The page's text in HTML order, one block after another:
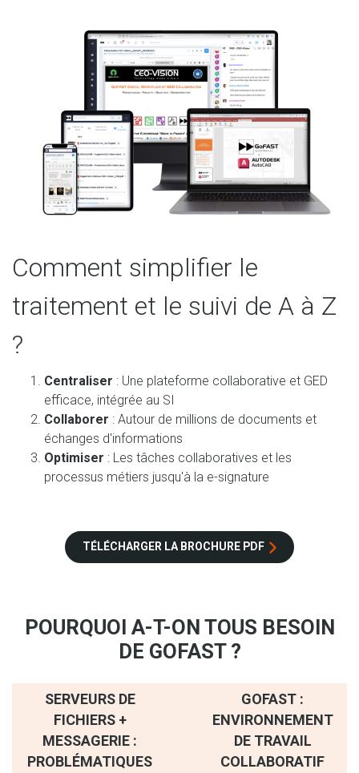
Comment simplifier le
traitement et le suivi de A à Z
?
Centraliser : Une plateforme collaborative et GED
efficace, intégrée au SI
Collaborer : Autour de millions de documents et
échanges d'informations
Optimiser : Les tâches collaboratives et les
processus métiers jusqu'à la e-signature
TÉLÉCHARGER LA BROCHURE PDF
POURQUOI A-T-ON TOUS BESOIN
DE GOFAST ?
SERVEURS DE
FICHIERS +
MESSAGERIE :
PROBLÉMATIQUES
GOFAST :
ENVIRONNEMENT
DE TRAVAIL
COLLABORATIF